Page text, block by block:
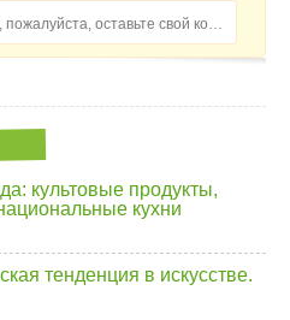
Домохозяйка, пожалуйста, оставьте свой комментарий...
культовые продукты,
кухни
тенденция в искусстве.